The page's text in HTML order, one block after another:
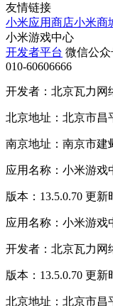
友情链接
小米应用商店小米商
小米游戏中心
开发者平台 微信公众
010-60606666
开发者：北京瓦力网
北京地址：北京市昌
南京地址：南京市建
应用名称：小米游戏
版本：13.5.0.70 更新
应用名称：小米游戏
开发者：北京瓦力网
版本：13.5.0.70 更新
北京地址：北京市昌